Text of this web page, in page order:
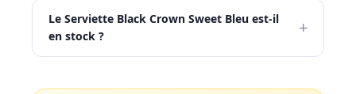
Le Serviette Black Crown Sweet Bleu est-il
en stock ?
+